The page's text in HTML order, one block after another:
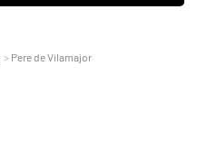
Pere de Vilamajor